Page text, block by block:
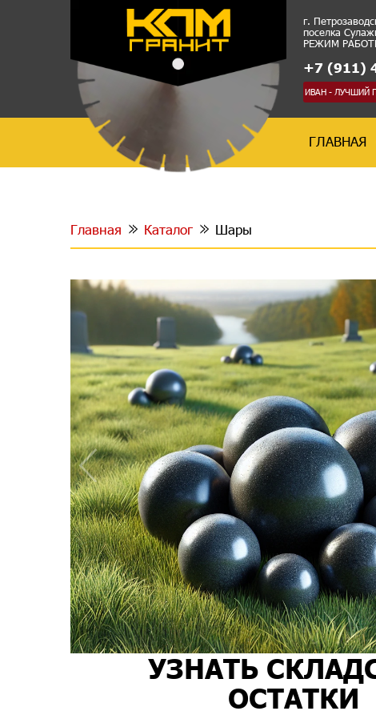
г.
поселка
РЕЖИМ
+7 (911)
ИВАН - ЛУЧШИЙ
ГЛАВНАЯ
Главная Каталог Шары
УЗНАТЬ
ОСТАТКИ